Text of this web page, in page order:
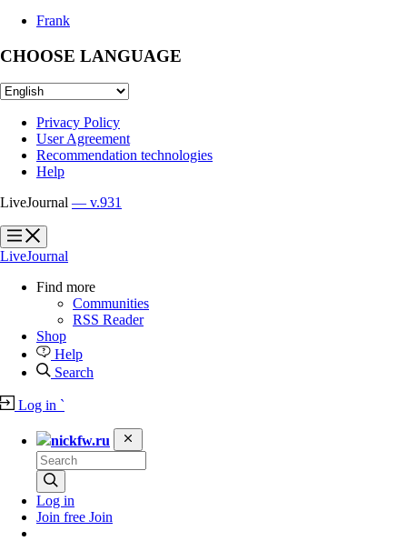
Frank
CHOOSE LANGUAGE
Privacy Policy
User Agreement
Recommendation technologies
Help
LiveJournal — v.931
?
?
LiveJournal
Find more
Communities
RSS Reader
Shop
Help
Search
Log in `
nickfw.ru
Log in
Join free Join